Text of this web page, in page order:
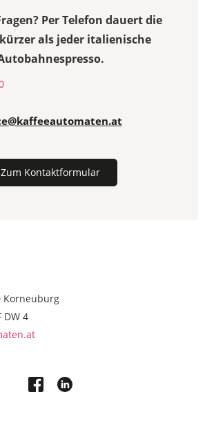
Per Telefon dauert die
als jeder italienische
Zum Kontaktformular
Korneuburg
DW 4